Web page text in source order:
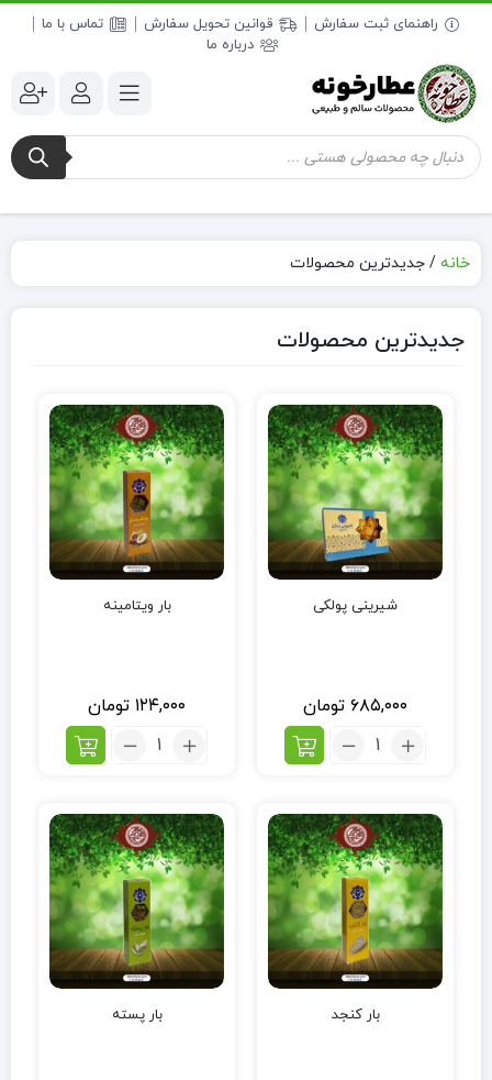
راهنمای ثبت سفارش قوانین تحویل سفارش
تماس با ما
درباره ما
خانه / جدیدترین محصولات
جدیدترین محصولات
شیرینی پولکی
۶۸۵,۰۰۰ تومان
بار ویتامینه
۱۲۴,۰۰۰ تومان
بار کنجد بار پسته